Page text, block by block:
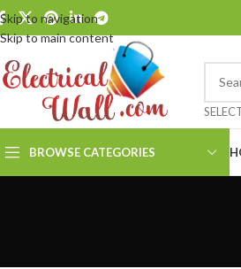
Skip to navigation
Skip to main content
BROWSE CATEGORIES